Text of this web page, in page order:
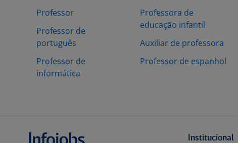
Professor
Professor de
português
Professor de
informática
Professora de
educação infantil
Auxiliar de professora
Professor de espanhol
Institucional